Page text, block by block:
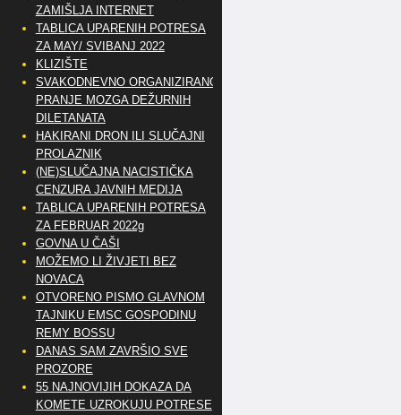
ZAMIŠLJA INTERNET
TABLICA UPARENIH POTRESA
ZA MAY/ SVIBANJ 2022
KLIZIŠTE
SVAKODNEVNO ORGANIZIRANO
PRANJE MOZGA DEŽURNIH
DILETANATA
HAKIRANI DRON ILI SLUČAJNI
PROLAZNIK
(NE)SLUČAJNA NACISTIČKA
CENZURA JAVNIH MEDIJA
TABLICA UPARENIH POTRESA
ZA FEBRUAR 2022g
GOVNA U ČAŠI
MOŽEMO LI ŽIVJETI BEZ
NOVACA
OTVORENO PISMO GLAVNOM
TAJNIKU EMSC GOSPODINU
REMY BOSSU
DANAS SAM ZAVRŠIO SVE
PROZORE
55 NAJNOVIJIH DOKAZA DA
KOMETE UZROKUJU POTRESE